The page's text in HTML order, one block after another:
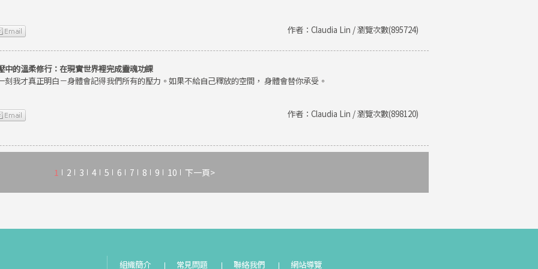
作者：Claudia Lin / 瀏覽次數(895724)
中的溫柔修行：在現實世界裡完成靈魂功課
刻我才真正明白－身體會記得我們所有的壓力。如果不給自己釋放的空間， 身體會替你承受。
作者：Claudia Lin / 瀏覽次數(898120)
1 2 3 4 5 6 7 8 9 10 下一頁>
組織簡介 常見問題 聯絡我們 網站導覽